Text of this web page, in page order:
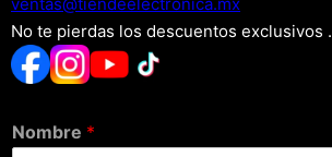
xm.acinortceleedneit@satnev
No te pierdas los descuentos exclusivos .
Nombre *